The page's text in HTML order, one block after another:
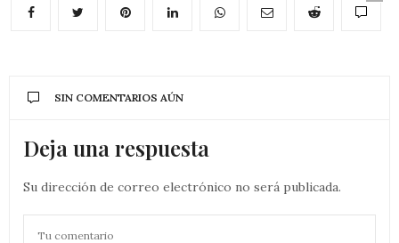
SIN COMENTARIOS AÚN
Deja una respuesta
Su dirección de correo electrónico no será publicada.